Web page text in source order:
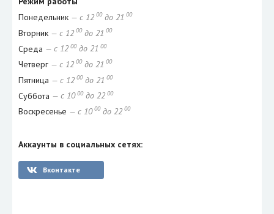
Понедельник — с 12 00до 21 00
Вторник — с 12 00до 21 00
Среда — с 12 00до 21 00
Четверг — с 12 00до 21 00
Пятница — с 12 00до 21 00
Суббота — с 10 00до 22 00
Воскресенье — с 10 00до 22 00
Аккаунты в социальных сетях:
Вконтакте